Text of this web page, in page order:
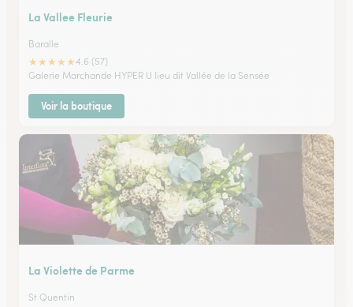
La Vallee Fleurie
Baralle
★★★★★4.6 (57)
Galerie Marchande HYPER U lieu dit Vallée de la Sensée
Voir la boutique
La Violette de Parme
St Quentin